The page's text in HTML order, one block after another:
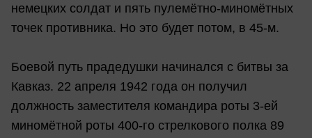
немецких солдат и пять пулемётно-миномётных
точек противника. Но это будет потом, в 45-м.
Боевой путь прадедушки начинался с битвы за
Кавказ. 22 апреля 1942 года он получил
должность заместителя командира роты 3-ей
миномётной роты 400-го стрелкового полка 89